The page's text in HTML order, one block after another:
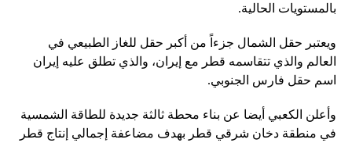
بالمستويات الحالية.
ويعتبر حقل الشمال جزءاً من أكبر حقل للغاز الطبيعي في
العالم والذي تتقاسمه قطر مع إيران، والذي تطلق عليه إيران
اسم حقل فارس الجنوبي.
وأعلن الكعبي أيضا عن بناء محطة ثالثة جديدة للطاقة الشمسية
في منطقة دخان شرقي قطر بهدف مضاعفة إجمالي إنتاج قطر